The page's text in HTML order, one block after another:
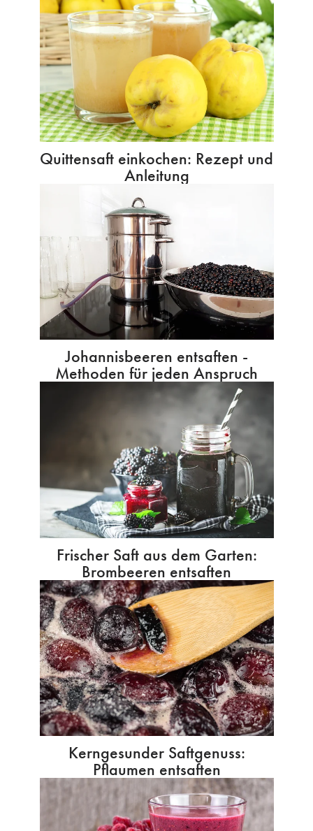
Quittensaft einkochen: Rezept und
Anleitung
Johannisbeeren entsaften -
Methoden für jeden Anspruch
Frischer Saft aus dem Garten:
Brombeeren entsaften
Kerngesunder Saftgenuss:
Pflaumen entsaften